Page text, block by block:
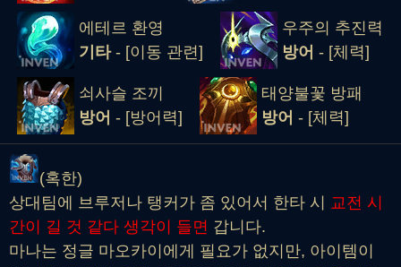
에테르 환영
기타- [이동 관련]
우주의 추진력
방어 - [체력]
쇠사슬 조끼
방어 - [방어력]
태양불꽃 방패
방어 - [체력]
(혹한)
상대팀에 브루저나 탱커가 좀 있어서 한타 시 교전 시
간이 길 것 같다 생각이 들면 갑니다.
마나는 정글 마오카이에게 필요가 없지만, 아이템이